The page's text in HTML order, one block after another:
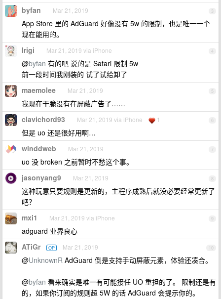
3
byfan Mar 21, 2019
App Store 里的 AdGuard 好像没有 5w 的限制，也是唯一一个
现在能用的。
4
lrigi Mar 21, 2019 via iPhone
@byfan 有的吧 说的是 Safari 限制 5w
前一段时间我刚装的 试了试给卸了
5
maemolee Mar 21, 2019
我现在干脆没有在屏蔽广告了……
6
clavichord93 Mar 21, 2019 via iPhone 1
但是 uo 还是很好用啊…
7
winddweb Mar 21, 2019
uo 没 broken 之前暂时不愁这个事。
8
jasonyang9 Mar 21, 2019
这种玩意只要规则是更新的，主程序成熟后就没必要经常更新了
吧？
9
mxi1 Mar 21, 2019 via iPhone
adguard 业界良心
10
ATiGr OP Mar 21, 2019
@UnknownR AdGuard 倒是支持手动屏蔽元素，体验还凑合。
@byfan 看来确实是唯一有可能接任 UO 重担的了。 限制还是有
的，如果你订阅的规则超 5W 的话 AdGuard 会提示你的。